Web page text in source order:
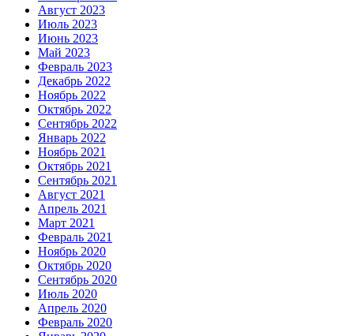
Август 2023
Июль 2023
Июнь 2023
Май 2023
Февраль 2023
Декабрь 2022
Ноябрь 2022
Октябрь 2022
Сентябрь 2022
Январь 2022
Ноябрь 2021
Октябрь 2021
Сентябрь 2021
Август 2021
Апрель 2021
Март 2021
Февраль 2021
Ноябрь 2020
Октябрь 2020
Сентябрь 2020
Июль 2020
Апрель 2020
Февраль 2020